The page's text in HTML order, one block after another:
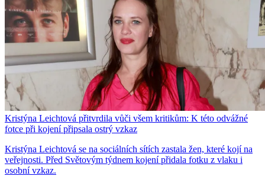
Kristýna Leichtová přitvrdila vůči všem kritikům: K této odvážné
fotce při kojení připsala ostrý vzkaz
Kristýna Leichtová se na sociálních sítích zastala žen, které kojí na
veřejnosti. Před Světovým týdnem kojení přidala fotku z vlaku i
osobní vzkaz.